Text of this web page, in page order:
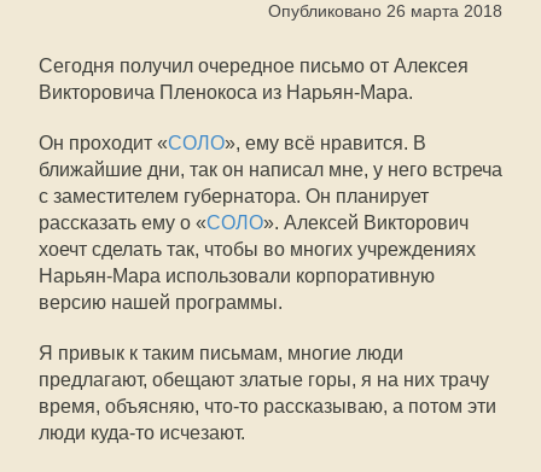
Опубликовано 26 марта 2018
Сегодня получил очередное письмо от Алексея
Викторовича Пленокоса из Нарьян-Мара.
Он проходит «СОЛО», ему всё нравится. В
ближайшие дни, так он написал мне, у него встреча
с заместителем губернатора. Он планирует
рассказать ему о «СОЛО». Алексей Викторович
хоечт сделать так, чтобы во многих учреждениях
Нарьян-Мара использовали корпоративную
версию нашей программы.
Я привык к таким письмам, многие люди
предлагают, обещают златые горы, я на них трачу
время, объясняю, что-то рассказываю, а потом эти
люди куда-то исчезают.